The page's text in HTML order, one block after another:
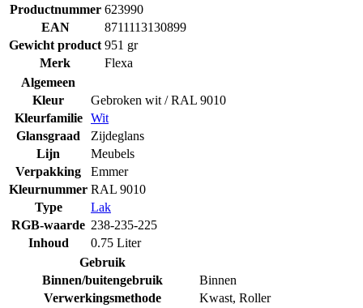
Productnummer 623990
EAN
8711113130899
Gewicht product 951 gr
Merk
Flexa
Algemeen
Kleur
Gebroken wit / RAL 9010
Kleurfamilie
Wit
Glansgraad
Zijdeglans
Lijn
Meubels
Verpakking
Emmer
Kleurnummer RAL 9010
Type
Lak
RGB-waarde 238-235-225
Inhoud
0.75 Liter
Gebruik
Binnen/buitengebruik
Binnen
Verwerkingsmethode
Kwast, Roller